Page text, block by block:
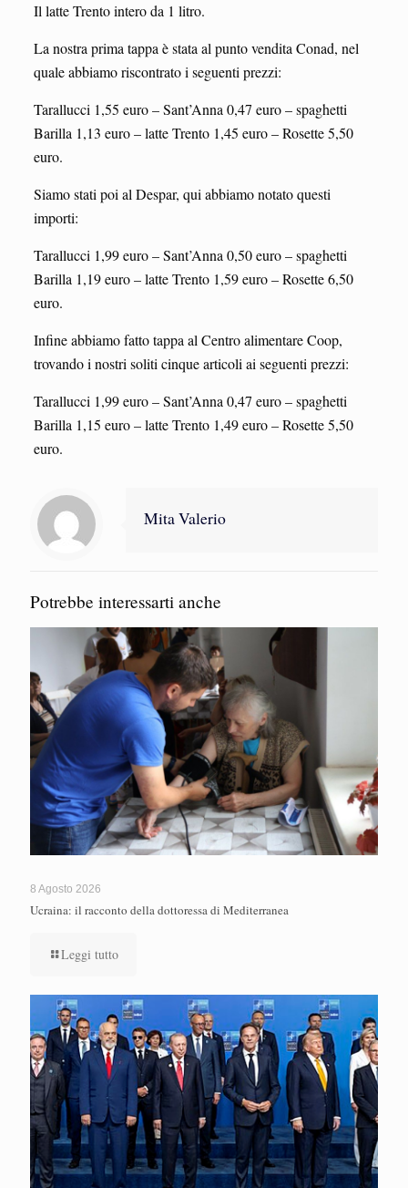
Il latte Trento intero da 1 litro.
La nostra prima tappa è stata al punto vendita Conad, nel
quale abbiamo riscontrato i seguenti prezzi:
Tarallucci 1,55 euro – Sant’Anna 0,47 euro – spaghetti
Barilla 1,13 euro – latte Trento 1,45 euro – Rosette 5,50
euro.
Siamo stati poi al Despar, qui abbiamo notato questi
importi:
Tarallucci 1,99 euro – Sant’Anna 0,50 euro – spaghetti
Barilla 1,19 euro – latte Trento 1,59 euro – Rosette 6,50
euro.
Infine abbiamo fatto tappa al Centro alimentare Coop,
trovando i nostri soliti cinque articoli ai seguenti prezzi:
Tarallucci 1,99 euro – Sant’Anna 0,47 euro – spaghetti
Barilla 1,15 euro – latte Trento 1,49 euro – Rosette 5,50
euro.
Mita Valerio
Potrebbe interessarti anche
8 Agosto 2026
Ucraina: il racconto della dottoressa di Mediterranea
Leggi tutto